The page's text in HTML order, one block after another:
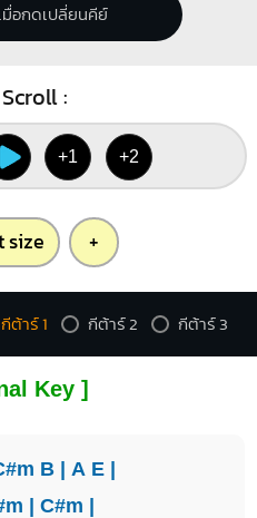
มื่อกดเปลี่ยนคีย์
:
+1 +2
size +
กีต้าร์ 1 กีต้าร์ 2 กีต้าร์ 3
Key ]
B | A E |
| C#m |